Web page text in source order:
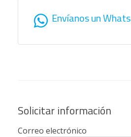
Envíanos un
Solicitar información
Correo electrónico